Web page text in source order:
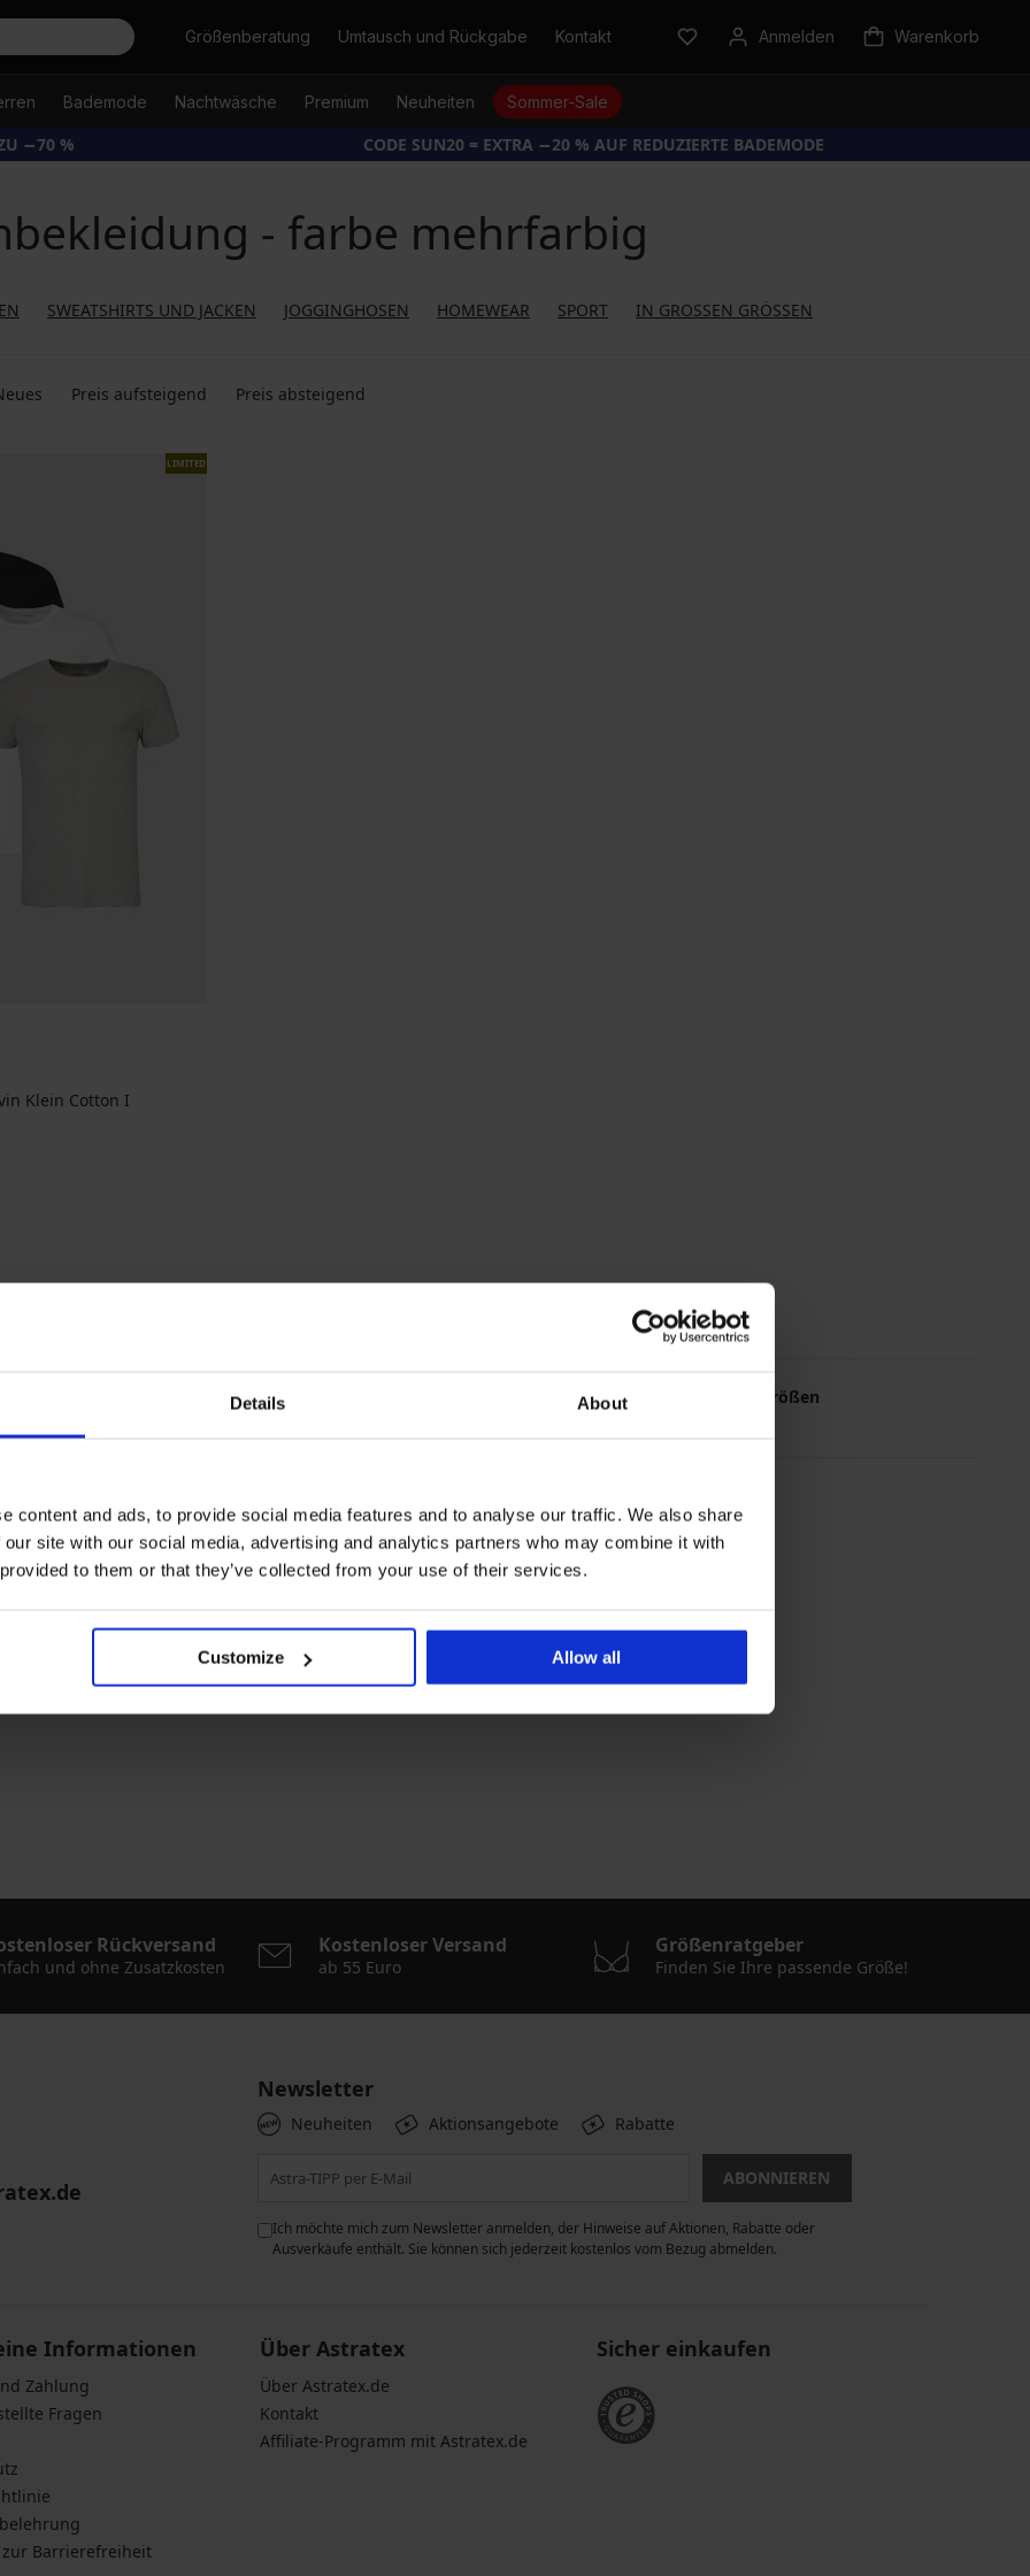
Details About
content and ads, to provide social media features and to analyse our traffic. We also share
site with our social media, advertising and analytics partners who may combine it with
to them or that they’ve collected from your use of their services.
Customize Allow all
SucheGrößenberatung Umtausch und Rückgabe Kontakt Anmelden Warenkorb
Bademode Nachtwäsche Premium Neuheiten Sommer-Sale
−70 % CODE SUN20 = EXTRA −20 % AUF REDUZIERTE BADEMODE
- farbe mehrfarbig
SWEATSHIRTS UND JACKEN JOGGINGHOSEN HOMEWEAR SPORT IN GROSSEN GRÖSSEN
Preis aufsteigend Preis absteigend
LIMITED
Klein Cotton I
Die meistgewählten Farben
Die meistgewählten Größen
Rückversand
und ohne Zusatzkosten
Kostenloser Versand
ab 55 Euro
Größenratgeber
Finden Sie Ihre passende Größe!
Newsletter
Neuheiten Aktionsangebote Rabatte
ABONNIEREN
Ich möchte mich zum Newsletter anmelden, der Hinweise auf Aktionen, Rabatte oder
Ausverkäufe enthält. Sie können sich jederzeit kostenlos vom Bezug abmelden.
Informationen
Zahlung
Fragen
Barrierefreiheit
Über Astratex
Über Astratex.de
Kontakt
Affiliate-Programm mit Astratex.de
Sicher einkaufen